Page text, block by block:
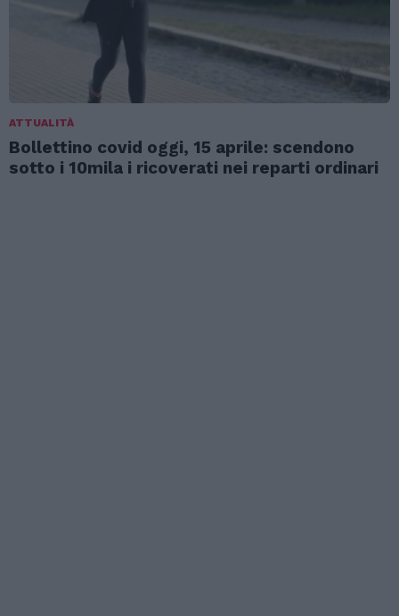
ATTUALITÀ
Bollettino covid oggi, 15 aprile: scendono
sotto i 10mila i ricoverati nei reparti ordinari